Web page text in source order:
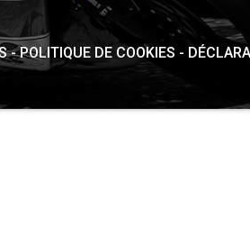
POLITIQUE DE COOKIES